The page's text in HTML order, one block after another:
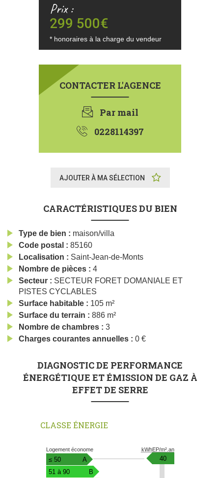
Prix :
299 500€
€
299500
* honoraires à la charge du vendeur
CONTACTER L'AGENCE
Par mail
0228114397
AJOUTER À MA SÉLECTION
CARACTÉRISTIQUES DU BIEN
Type de bien
maison/villa
Code postal
85160
Localisation
Saint-Jean-de-Monts
Nombre de pièces
4
Secteur
SECTEUR FORET DOMANIALE ET
PISTES CYCLABLES
Surface habitable
105 m²
Surface du terrain
886 m²
Nombre de chambres
3
Charges courantes annuelles
0 €
DIAGNOSTIC DE PERFORMANCE
ÉNERGÉTIQUE ET ÉMISSION DE GAZ À
EFFET DE SERRE
CLASSE ÉNERGIE
Performance
Energie
Logement économe kWhEP/m².an
≤ 50
A
51 à 90
B
40kWhEP/m².an